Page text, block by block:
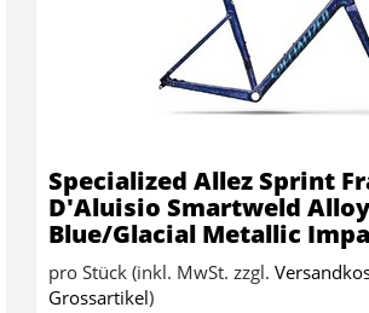
Specialized Allez Sprint
D'Aluisio Smartweld
Blue/Glacial Metallic
pro Stück (inkl. MwSt. zzgl.
Grossartikel)